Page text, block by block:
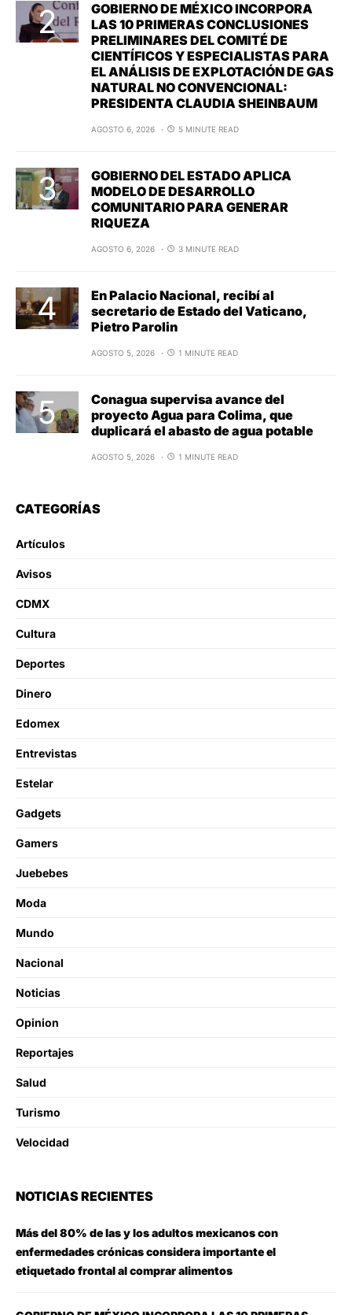
GOBIERNO DE MÉXICO INCORPORA
LAS 10 PRIMERAS CONCLUSIONES
PRELIMINARES DEL COMITÉ DE
CIENTÍFICOS Y ESPECIALISTAS PARA
EL ANÁLISIS DE EXPLOTACIÓN DE GAS
NATURAL NO CONVENCIONAL:
PRESIDENTA CLAUDIA SHEINBAUM
AGOSTO 6, 2026 5 MINUTE READ
GOBIERNO DEL ESTADO APLICA
MODELO DE DESARROLLO
COMUNITARIO PARA GENERAR
RIQUEZA
AGOSTO 6, 2026 3 MINUTE READ
En Palacio Nacional, recibí al
secretario de Estado del Vaticano,
Pietro Parolin
AGOSTO 5, 2026 1 MINUTE READ
Conagua supervisa avance del
proyecto Agua para Colima, que
duplicará el abasto de agua potable
AGOSTO 5, 2026 1 MINUTE READ
CATEGORÍAS
Artículos
Avisos
CDMX
Cultura
Deportes
Dinero
Edomex
Entrevistas
Estelar
Gadgets
Gamers
Juebebes
Moda
Mundo
Nacional
Noticias
Opinion
Reportajes
Salud
Turismo
Velocidad
NOTICIAS RECIENTES
Más del 80% de las y los adultos mexicanos con
enfermedades crónicas considera importante el
etiquetado frontal al comprar alimentos